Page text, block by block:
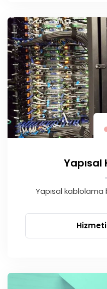
Yapısal kablolama